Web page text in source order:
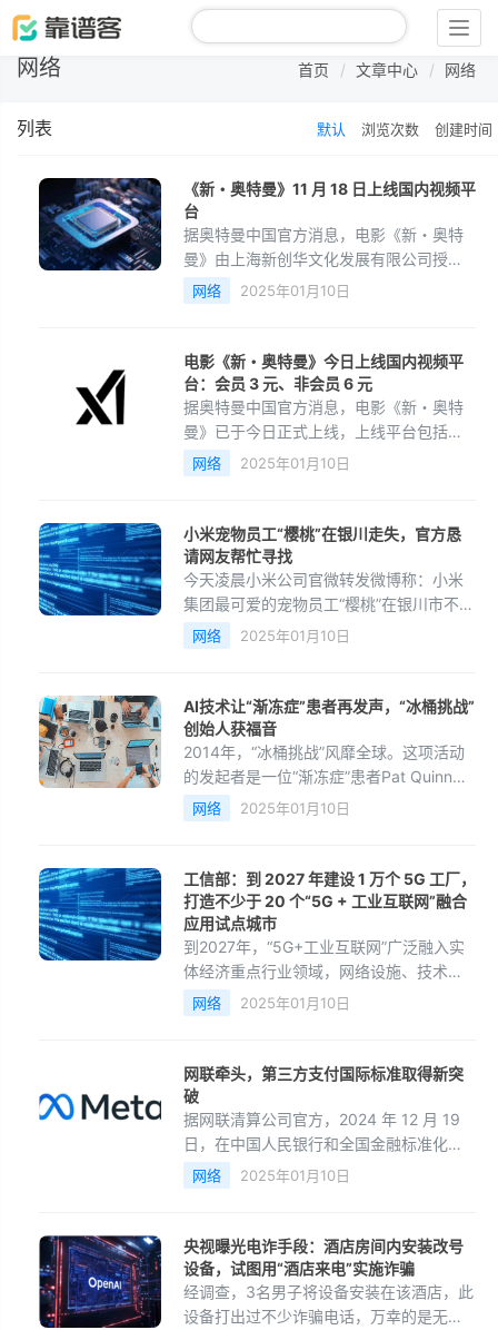
网络 首页 文章中心 网络
列表 默认 浏览次数 创建时间
《新・奥特曼》11 月 18 日上线国内视频平
台
据奥特曼中国官方消息，电影《新・奥特
曼》由上海新创华文化发展有限公司授权
引进，正式定档 11 月 18 日（周五）
00:00 上线视频平台
网络 2025年01月10日
电影《新・奥特曼》今日上线国内视频平
台：会员 3 元、非会员 6 元
据奥特曼中国官方消息，电影《新・奥特
曼》已于今日正式上线，上线平台包括：
腾讯视频动漫、爱奇艺动漫、哔哩哔哩番
剧和西瓜视频。
网络 2025年01月10日
小米宠物员工“樱桃”在银川走失，官方恳
请网友帮忙寻找
今天凌晨小米公司官微转发微博称：小米
集团最可爱的宠物员工“樱桃”在银川市不慎
走失，恳请朋友们帮忙留心寻找一下。
网络 2025年01月10日
AI技术让“渐冻症”患者再发声，“冰桶挑战”
创始人获福音
2014年，“冰桶挑战”风靡全球。这项活动
的发起者是一位“渐冻症”患者Pat Quinn，
而现在他已经不能走路、说话了。现在一
家公司推出了新项目Project Revoice，希
网络 2025年01月10日
工信部：到 2027 年建设 1 万个 5G 工厂，
打造不少于 20 个“5G + 工业互联网”融合
应用试点城市
到2027年，“5G+工业互联网”广泛融入实
体经济重点行业领域，网络设施、技术产
品、融合应用、产业生态、公共服务5方面
能力全面提升，建设1万个5G工厂，打造
点城市。
网络 2025年01月10日
网联牵头，第三方支付国际标准取得新突
破
据网联清算公司官方，2024 年 12 月 19
日，在中国人民银行和全国金融标准化技
术委员会（“金标委”）的指导下，网联清算
公司牵头制定的国际标准《第三方支付服
9546）正式发布，这标志着我国金融标准
化“走出去”取得新突破。
网络 2025年01月10日
央视曝光电诈手段：酒店房间内安装改号
设备，试图用“酒店来电”实施诈骗
经调查，3名男子将设备安装在该酒店，此
设备打出过不少诈骗电话，万幸的是无一